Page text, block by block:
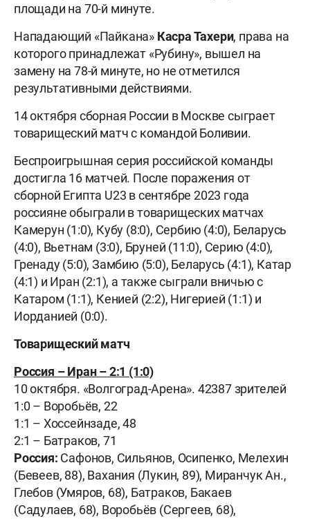
площади на 70-й минуте.
Нападающий «Пайкана» Касра Тахери, права на
которого принадлежат «Рубину», вышел на
замену на 78-й минуте, но не отметился
результативными действиями.
14 октября сборная России в Москве сыграет
товарищеский матч с командой Боливии.
Беспроигрышная серия российской команды
достигла 16 матчей. После поражения от
сборной Египта U23 в сентябре 2023 года
россияне обыграли в товарищеских матчах
Камерун (1:0), Кубу (8:0), Сербию (4:0), Беларусь
(4:0), Вьетнам (3:0), Бруней (11:0), Серию (4:0),
Гренаду (5:0), Замбию (5:0), Беларусь (4:1), Катар
(4:1) и Иран (2:1), а также сыграли вничью с
Катаром (1:1), Кенией (2:2), Нигерией (1:1) и
Иорданией (0:0).
Товарищеский матч
Россия – Иран – 2:1 (1:0)
10 октября. «Волгоград-Арена». 42387 зрителей
1:0 – Воробьёв, 22
1:1 – Хоссейнзаде, 48
2:1 – Батраков, 71
Россия: Сафонов, Сильянов, Осипенко, Мелехин
(Бевеев, 88), Вахания (Лукин, 89), Миранчук Ан.,
Глебов (Умяров, 68), Батраков, Бакаев
(Садулаев, 68), Воробьёв (Сергеев, 68),